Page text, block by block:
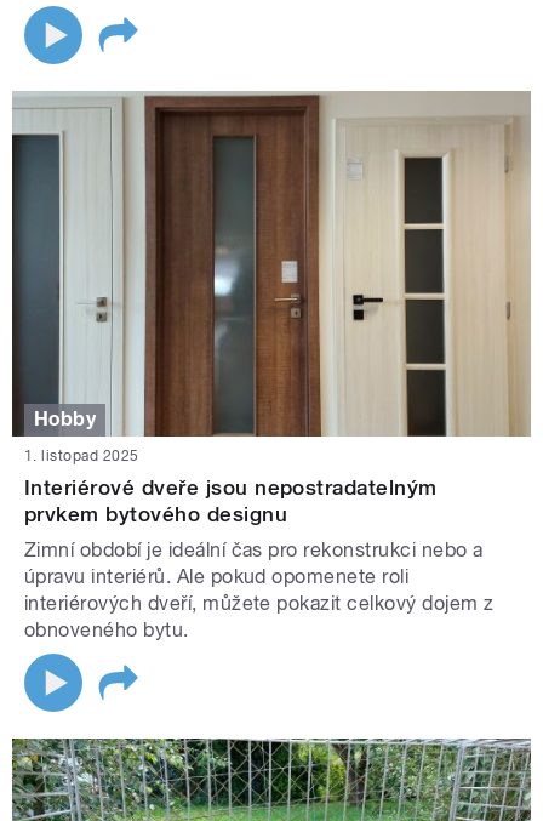
Hobby
1. listopad 2025
Interiérové dveře jsou nepostradatelným
prvkem bytového designu
Zimní období je ideální čas pro rekonstrukci nebo a
úpravu interiérů. Ale pokud opomenete roli
interiérových dveří, můžete pokazit celkový dojem z
obnoveného bytu.